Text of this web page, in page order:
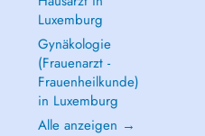
Luxemburg
Gynäkologie
(Frauenarzt -
Frauenheilkunde)
in Luxemburg
Alle anzeigen →